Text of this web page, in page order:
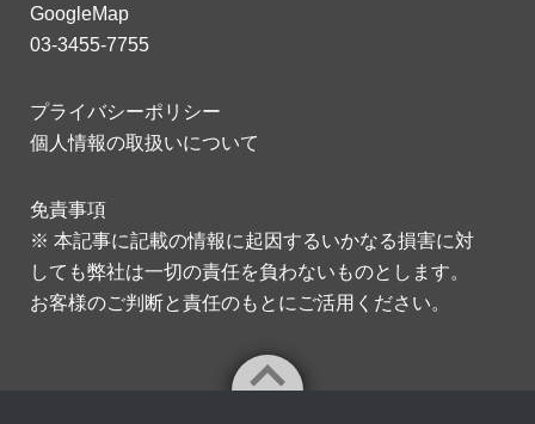
GoogleMap
03-3455-7755
プライバシーポリシー
個人情報の取扱いについて
免責事項
※ 本記事に記載の情報に起因するいかなる損害に対
しても弊社は一切の責任を負わないものとします。
お客様のご判断と責任のもとにご活用ください。